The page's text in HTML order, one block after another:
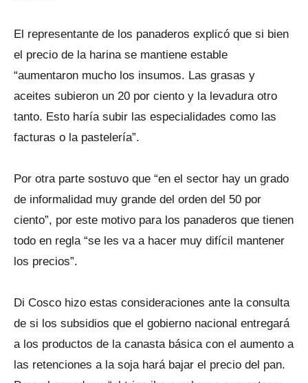
El representante de los panaderos explicó que si bien
el precio de la harina se mantiene estable
“aumentaron mucho los insumos. Las grasas y
aceites subieron un 20 por ciento y la levadura otro
tanto. Esto haría subir las especialidades como las
facturas o la pastelería”.
Por otra parte sostuvo que “en el sector hay un grado
de informalidad muy grande del orden del 50 por
ciento”, por este motivo para los panaderos que tienen
todo en regla “se les va a hacer muy difícil mantener
los precios”.
Di Cosco hizo estas consideraciones ante la consulta
de si los subsidios que el gobierno nacional entregará
a los productos de la canasta básica con el aumento a
las retenciones a la soja hará bajar el precio del pan.